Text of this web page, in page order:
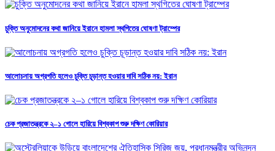
চুক্তি অনুমোদনের কথা জানিয়ে ইরানে হামলা স্থগিতের ঘোষণা ট্রাম্পের
আলোচনায় অগ্রগতি হলেও চুক্তি চূড়ান্ত হওয়ার দাবি সঠিক নয়: ইরান
চেক প্রজাতন্ত্রকে ২–১ গোলে হারিয়ে বিশ্বকাপ শুরু দক্ষিণ কোরিয়ার